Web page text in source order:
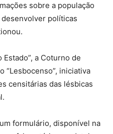
sobre a população
políticas
a Coturno de
“Lesbocenso”, iniciativa
censitárias das lésbicas
formulário, disponível na